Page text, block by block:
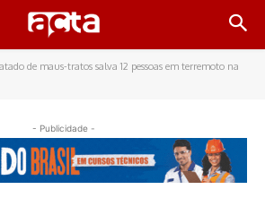
de maus-tratos salva 12 pessoas em terremoto na
- Publicidade -